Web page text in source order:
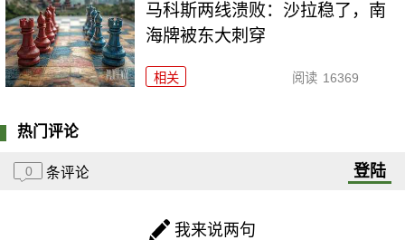
马科斯两线溃败：沙拉稳了，南
海牌被东大刺穿
相关 阅读 16369
热门评论
0 条评论 登陆
我来说两句